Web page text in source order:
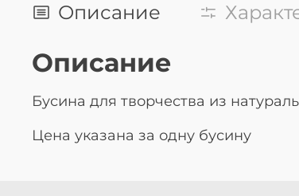
Описание
Описание
Бусина для творчества из
Цена указана за одну бусину